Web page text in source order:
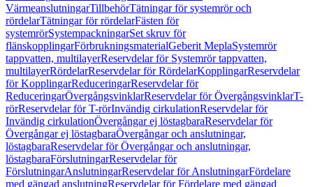
VärmeanslutningarTillbehörTätningar för systemrör och
rördelarTätningar för rördelarFästen för
systemrörSystempackningarSet skruv för
flänskopplingarFörbrukningsmaterialGeberit MeplaSystemrör
tappvatten, multilayerReservdelar för Systemrör tappvatten,
multilayerRördelarReservdelar för RördelarKopplingarReservdelar
för KopplingarReduceringarReservdelar för
ReduceringarÖvergångsvinklarReservdelar för ÖvergångsvinklarT-
rörReservdelar för T-rörInvändig cirkulationReservdelar för
Invändig cirkulationÖvergångar ej löstagbaraReservdelar för
Övergångar ej löstagbaraÖvergångar och anslutningar,
löstagbaraReservdelar för Övergångar och anslutningar,
löstagbaraFörslutningarReservdelar för
FörslutningarAnslutningarReservdelar för AnslutningarFördelare
med gängad anslutningReservdelar för Fördelare med gängad